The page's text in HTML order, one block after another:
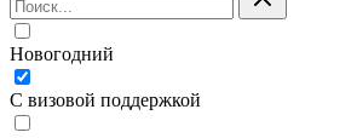
Новогодний
С визовой поддержкой